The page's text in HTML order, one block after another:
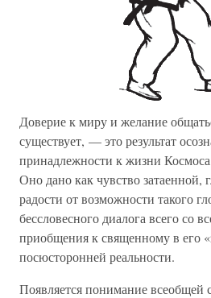
Доверие к миру и желание
существует, — это результат
принадлежности к жизни
Оно дано как чувство затаенной,
радости от возможности такого
бессловесного диалога всего со
приобщения к священному в его
посюсторонней реальности.
Появляется понимание всеобщей